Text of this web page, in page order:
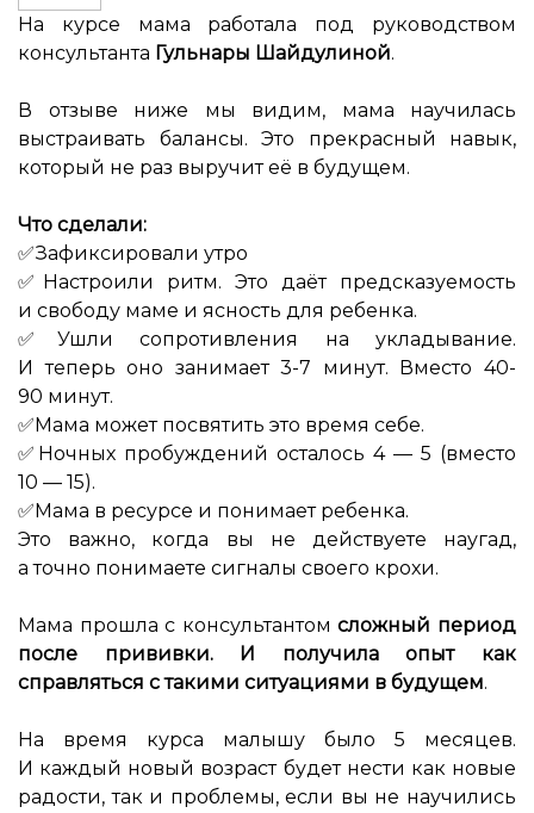
На курсе мама работала под руководством
консультанта Гульнары Шайдулиной.
В отзыве ниже мы видим, мама научилась
выстраивать балансы. Это прекрасный навык,
который не раз выручит её в будущем.
Что сделали:
✅Зафиксировали утро
✅Настроили ритм. Это даёт предсказуемость
и свободу маме и ясность для ребенка.
✅Ушли сопротивления на укладывание.
И теперь оно занимает 3-7 минут. Вместо 40-
90 минут.
✅Мама может посвятить это время себе.
✅Ночных пробуждений осталось 4 — 5 (вместо
10 — 15).
✅Мама в ресурсе и понимает ребенка.
Это важно, когда вы не действуете наугад,
а точно понимаете сигналы своего крохи.
Мама прошла с консультантомсложный период
после прививки. И
получила опыт как
справляться с такими ситуациями в будущем.
На время курса малышу было 5 месяцев.
И каждый новый возраст будет нести как новые
радости, так и проблемы, если вы не научились